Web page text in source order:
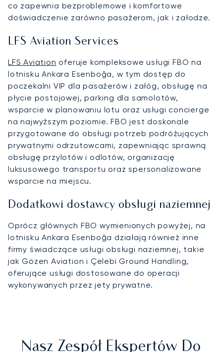
co zapewnia bezproblemowe i komfortowe
doświadczenie zarówno pasażerom, jak i załodze.
LFS Aviation Services
LFS Aviation oferuje kompleksowe usługi FBO na
lotnisku Ankara Esenboğa, w tym dostęp do
poczekalni VIP dla pasażerów i załóg, obsługę na
płycie postojowej, parking dla samolotów,
wsparcie w planowaniu lotu oraz usługi concierge
na najwyższym poziomie. FBO jest doskonale
przygotowane do obsługi potrzeb podróżujących
prywatnymi odrzutowcami, zapewniając sprawną
obsługę przylotów i odlotów, organizację
luksusowego transportu oraz spersonalizowane
wsparcie na miejscu.
Dodatkowi dostawcy obsługi naziemnej
Oprócz głównych FBO wymienionych powyżej, na
lotnisku Ankara Esenboğa działają również inne
firmy świadczące usługi obsługi naziemnej, takie
jak Gözen Aviation i Çelebi Ground Handling,
oferujące usługi dostosowane do operacji
wykonywanych przez jety prywatne.
Nasz Zespół Ekspertów Do